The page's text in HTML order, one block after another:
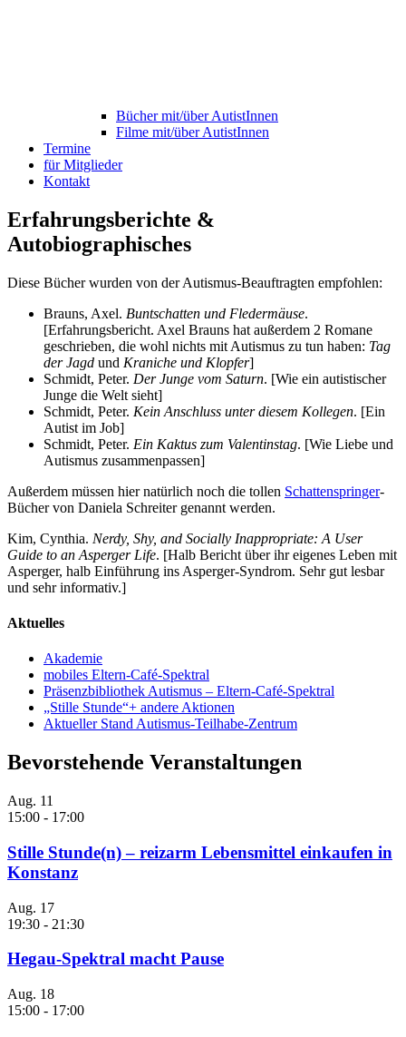
Bücher mit/über AutistInnen
Filme mit/über AutistInnen
Termine
für Mitglieder
Kontakt
Erfahrungsberichte &
Autobiographisches
Diese Bücher wurden von der Autismus-Beauftragten empfohlen:
Brauns, Axel. Buntschatten und Fledermäuse.
[Erfahrungsbericht. Axel Brauns hat außerdem 2 Romane
geschrieben, die wohl nichts mit Autismus zu tun haben: Tag
der Jagd und Kraniche und Klopfer]
Schmidt, Peter. Der Junge vom Saturn. [Wie ein autistischer
Junge die Welt sieht]
Schmidt, Peter. Kein Anschluss unter diesem Kollegen. [Ein
Autist im Job]
Schmidt, Peter. Ein Kaktus zum Valentinstag. [Wie Liebe und
Autismus zusammenpassen]
Außerdem müssen hier natürlich noch die tollen Schattenspringer-
Bücher von Daniela Schreiter genannt werden.
Kim, Cynthia. Nerdy, Shy, and Socially Inappropriate: A User
Guide to an Asperger Life. [Halb Bericht über ihr eigenes Leben mit
Asperger, halb Einführung ins Asperger-Syndrom. Sehr gut lesbar
und sehr informativ.]
Aktuelles
Akademie
mobiles Eltern-Café-Spektral
Präsenzbibliothek Autismus – Eltern-Café-Spektral
„Stille Stunde“+ andere Aktionen
Aktueller Stand Autismus-Teilhabe-Zentrum
Bevorstehende Veranstaltungen
Aug. 11
15:00 - 17:00
Stille Stunde(n) – reizarm Lebensmittel einkaufen in
Konstanz
Aug. 17
19:30 - 21:30
Hegau-Spektral macht Pause
Aug. 18
15:00 - 17:00